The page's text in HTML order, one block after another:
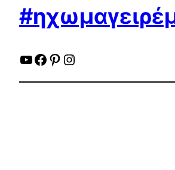
YouTube
Facebook
Pinterest
Instagram